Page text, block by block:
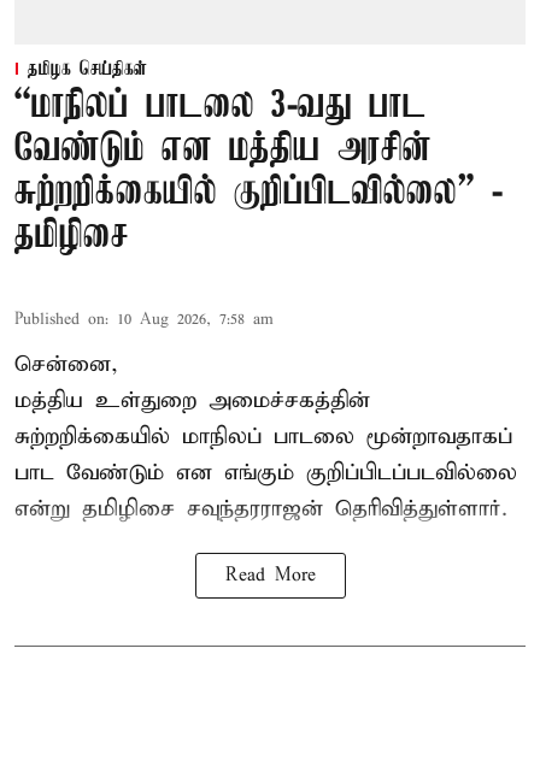
தமிழக செய்திகள்
“மாநிலப் பாடலை 3-வது பாட
வேண்டும் என மத்திய அரசின்
சுற்றறிக்கையில் குறிப்பிடவில்லை” -
தமிழிசை
Published on: 10 Aug 2026, 7:58 am
சென்னை,
மத்திய உள்துறை அமைச்சகத்தின்
சுற்றறிக்கையில் மாநிலப் பாடலை மூன்றாவதாகப்
பாட வேண்டும் என எங்கும் குறிப்பிடப்படவில்லை
என்று தமிழிசை சவுந்தரராஜன் தெரிவித்துள்ளார்.
Read More